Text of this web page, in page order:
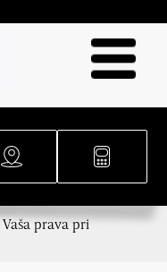
Vaša prava pri